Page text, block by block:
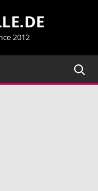
2012